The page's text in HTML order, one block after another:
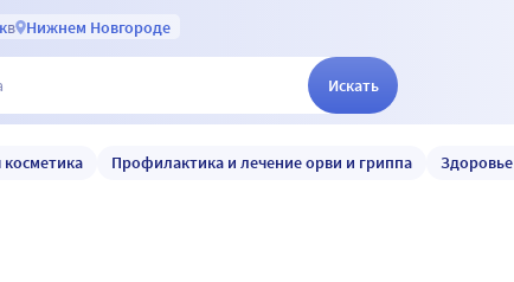
в Нижнем Новгороде
Искать
косметика Профилактика и лечение орви и гриппа